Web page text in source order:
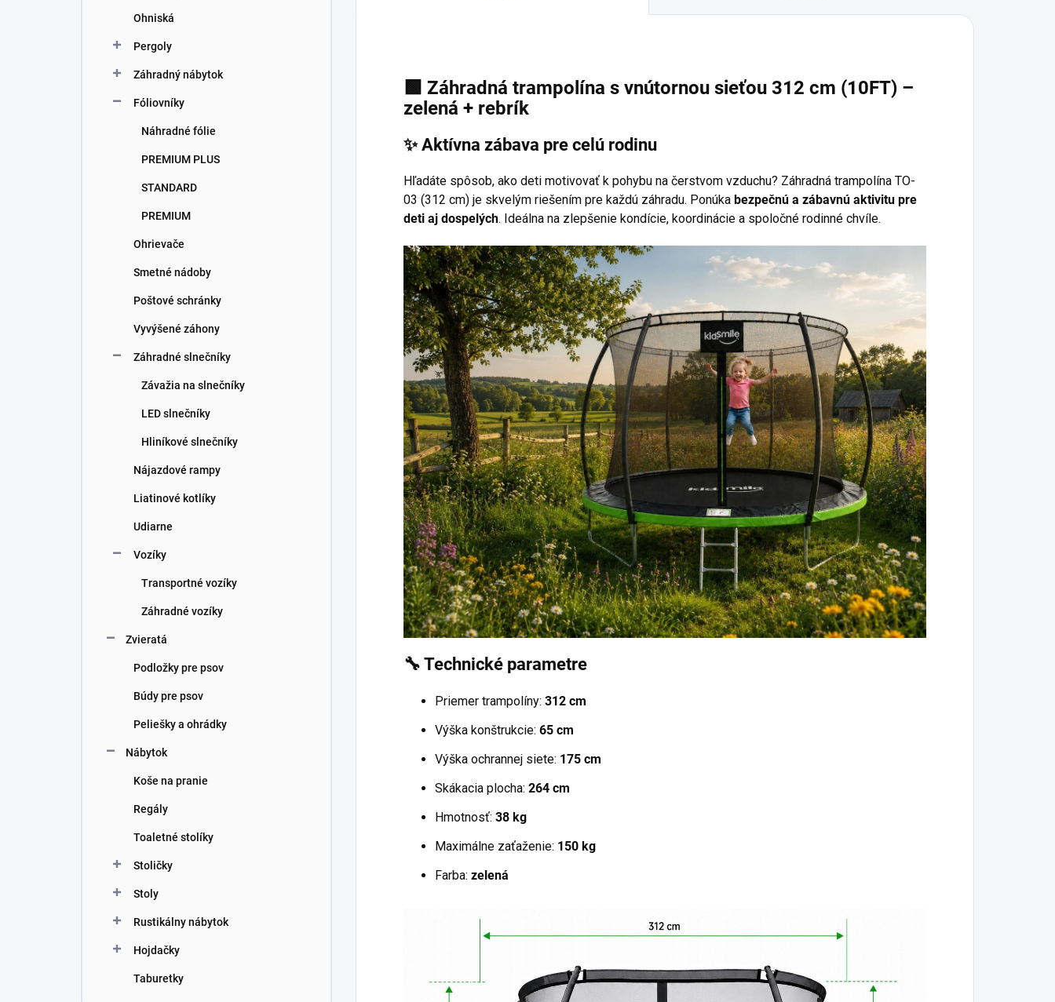
Ohniská
Pergoly
Záhradný nábytok
Fóliovníky
Náhradné fólie
PREMIUM PLUS
STANDARD
PREMIUM
Ohrievače
Smetné nádoby
Poštové schránky
Vyvýšené záhony
Záhradné slnečníky
Závažia na slnečníky
LED slnečníky
Hliníkové slnečníky
Nájazdové rampy
Liatinové kotlíky
Udiarne
Vozíky
Transportné vozíky
Záhradné vozíky
Zvieratá
Podložky pre psov
Búdy pre psov
Peliešky a ohrádky
Nábytok
Koše na pranie
Regály
Toaletné stolíky
Stoličky
Stoly
Rustikálny nábytok
Hojdačky
Taburetky
Záhradná trampolína s vnútornou sieťou 312 cm (10FT) –
zelená + rebrík
✨ Aktívna zábava pre celú rodinu
Hľadáte spôsob, ako deti motivovať k pohybu na čerstvom vzduchu? Záhradná trampolína TO-
03 (312 cm) je skvelým riešením pre každú záhradu. Ponúka bezpečnú a zábavnú aktivitu pre
deti aj dospelých. Ideálna na zlepšenie kondície, koordinácie a spoločné rodinné chvíle.
🔧 Technické parametre
Priemer trampolíny: 312 cm
Výška konštrukcie: 65 cm
Výška ochrannej siete: 175 cm
Skákacia plocha: 264 cm
Hmotnosť: 38 kg
Maximálne zaťaženie: 150 kg
Farba: zelená